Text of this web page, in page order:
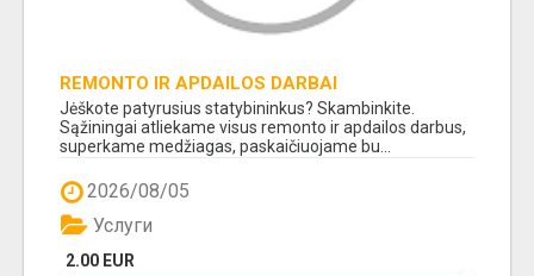
REMONTO IR APDAILOS DARBAI
Jėškote patyrusius statybininkus? Skambinkite.
Sąžiningai atliekame visus remonto ir apdailos darbus,
superkame medžiagas, paskaičiuojame bu...
2026/08/05
2.00 EUR
Услуги